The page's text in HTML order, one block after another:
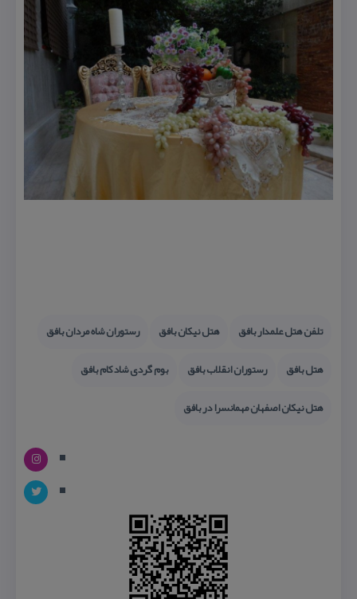
تلفن هتل علمدار بافق هتل نیكان بافق
رستوران شاه مردان بافق
هتل بافق
رستوران انقلاب بافق
بوم گردی شادكام بافق
هتل نیكان اصفهان مهمانسرا در بافق